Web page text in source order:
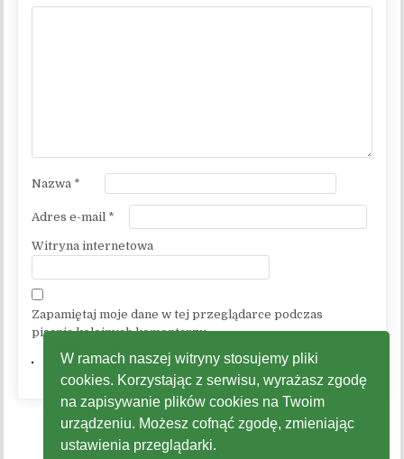
Nazwa *
Adres e-mail *
Witryna internetowa
Zapamiętaj moje dane w tej przeglądarce podczas
pisania kolejnych komentarzy.
W ramach naszej witryny stosujemy pliki
cookies. Korzystając z serwisu, wyrażasz zgodę
na zapisywanie plików cookies na Twoim
urządzeniu. Możesz cofnąć zgodę, zmieniając
ustawienia przeglądarki.